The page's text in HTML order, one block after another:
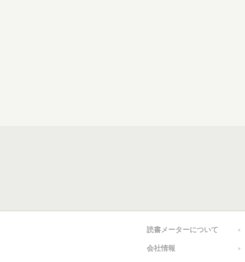
読書メーターについて
会社情報